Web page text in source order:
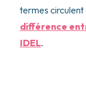
termes
différence
IDEL.